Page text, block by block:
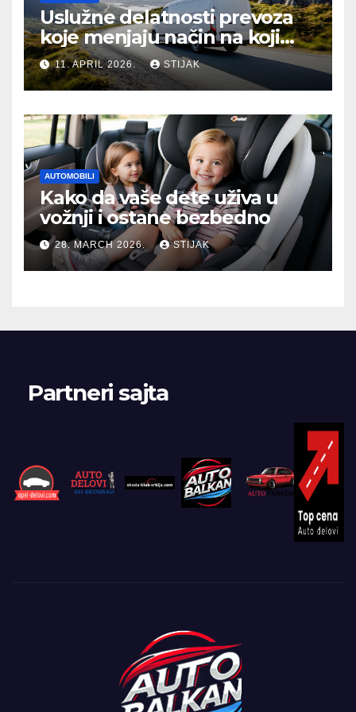
Uslužne delatnosti prevoza
koje menjaju način na koji
putujemo
11. APRIL 2026. STIJAK
AUTOMOBILI
Kako da vaše dete uživa u
vožnji i ostane bezbedno
28. MARCH 2026. STIJAK
Partneri sajta